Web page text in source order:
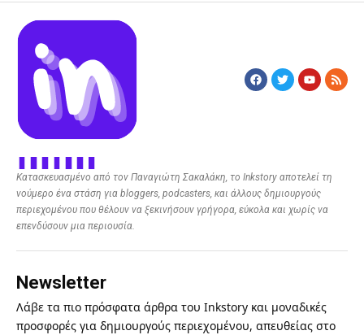
Κατασκευασμένο από τον Παναγιώτη Σακαλάκη, το Inkstory αποτελεί τη
νούμερο ένα στάση για bloggers, podcasters, και άλλους δημιουργούς
περιεχομένου που θέλουν να ξεκινήσουν γρήγορα, εύκολα και χωρίς να
επενδύσουν μια περιουσία.
Newsletter
Λάβε τα πιο πρόσφατα άρθρα του Inkstory και μοναδικές
προσφορές για δημιουργούς περιεχομένου, απευθείας στο